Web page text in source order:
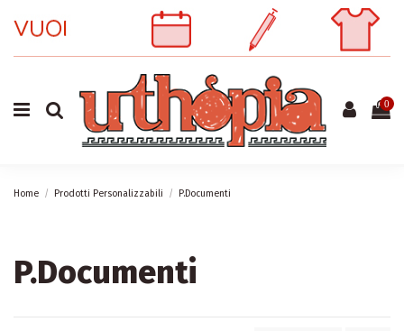
0
Home Prodotti Personalizzabili P.Documenti
P.Documenti